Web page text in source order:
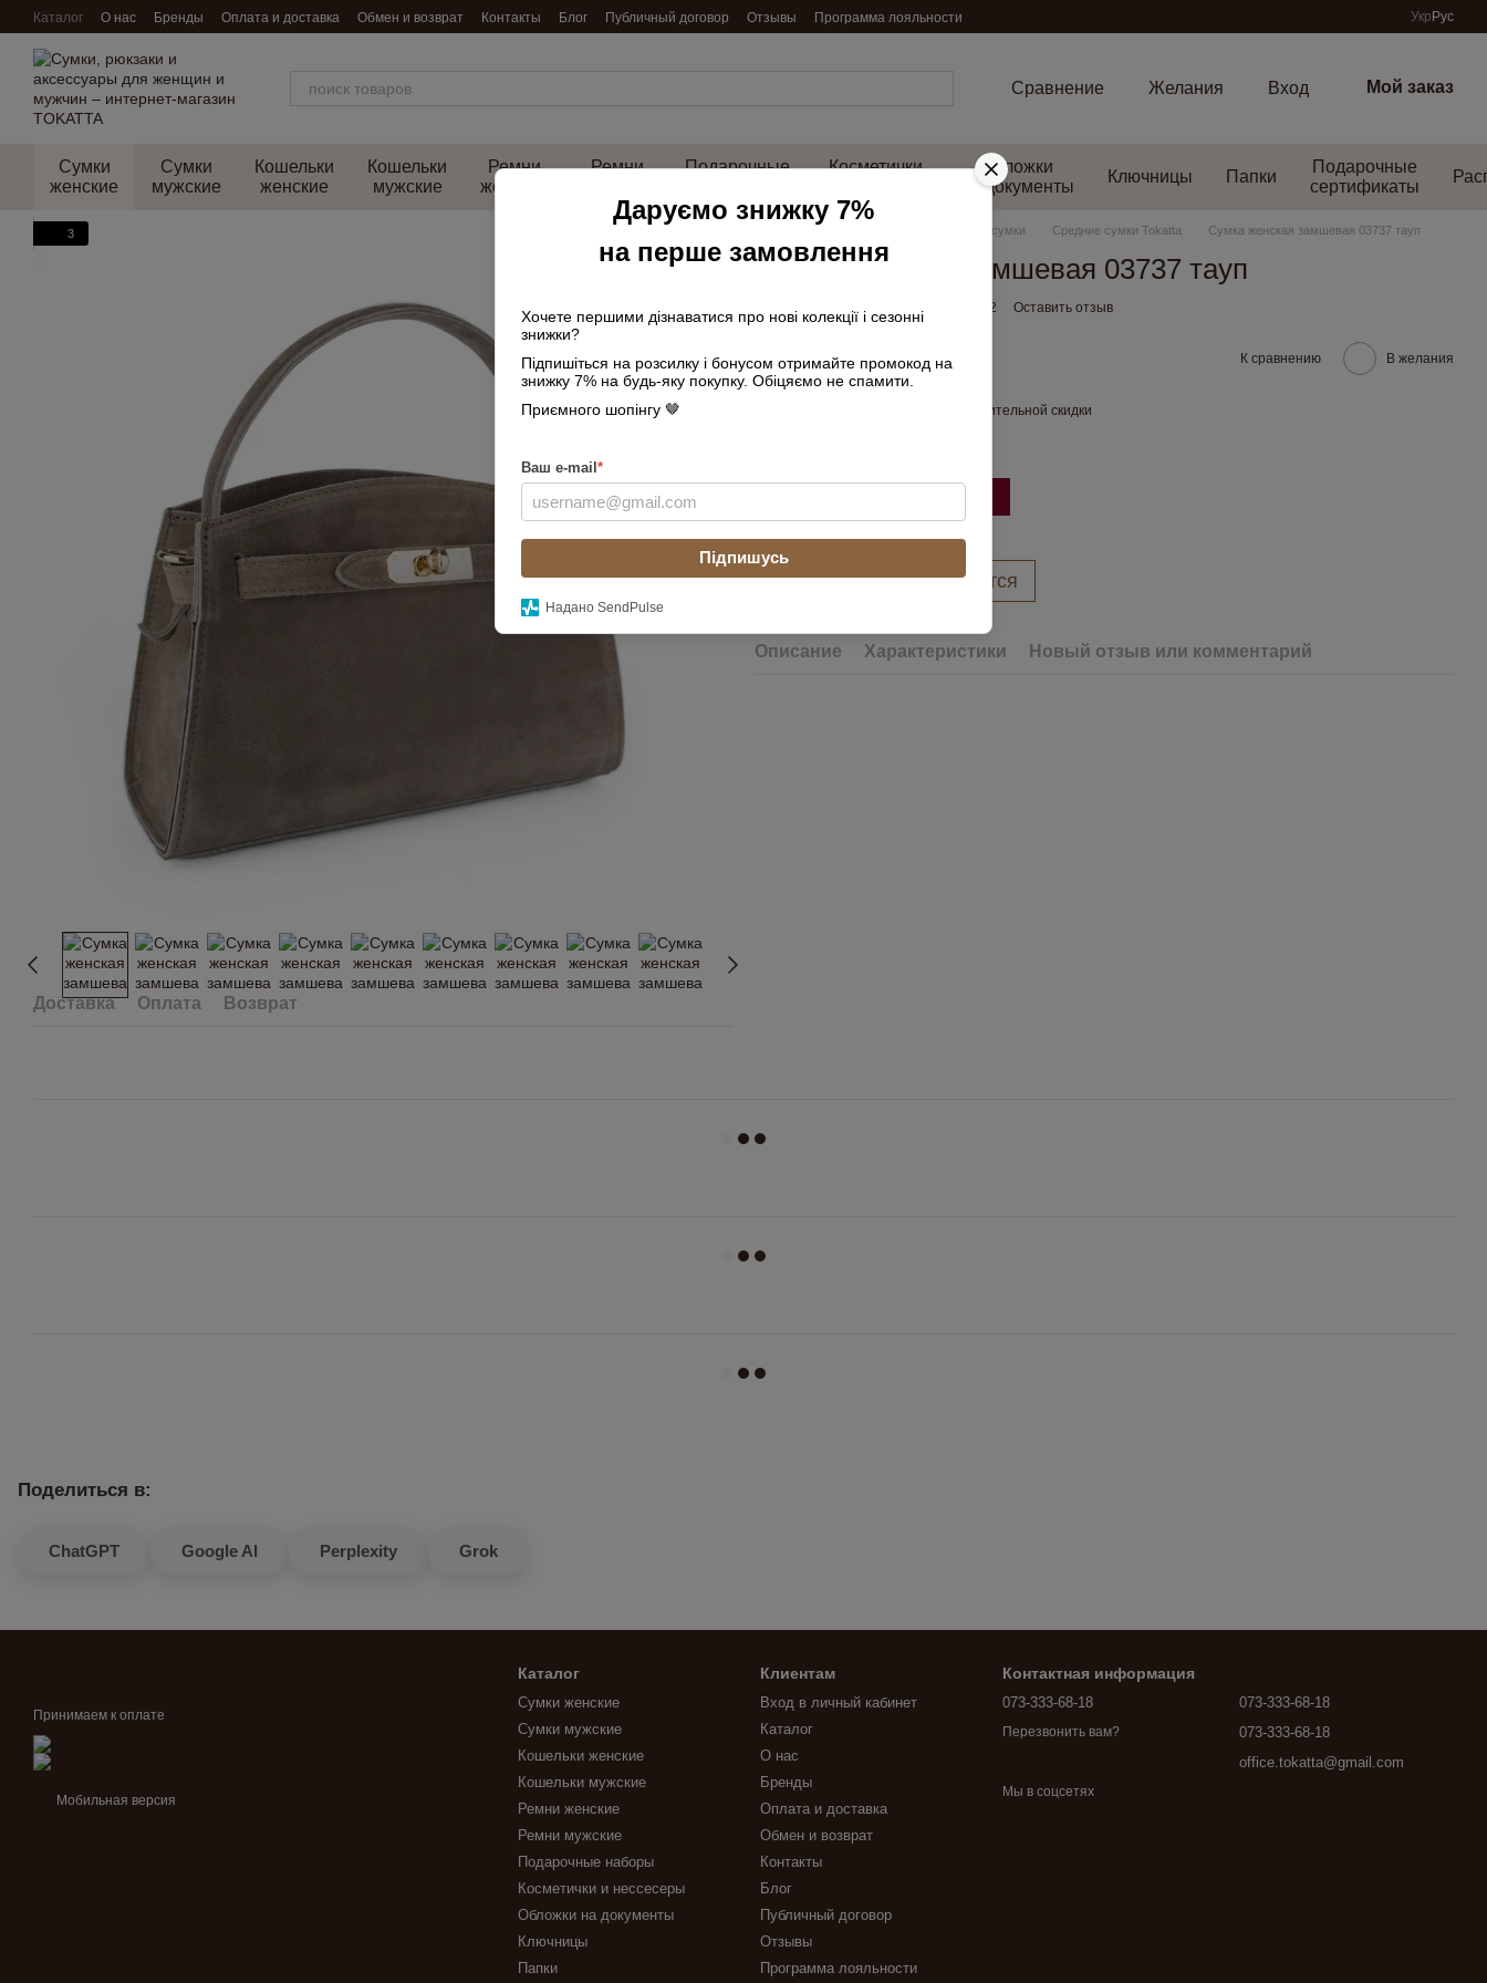
Перейти к основному контенту
Даруємо знижку 7%
на перше замовлення
Хочете першими дізнаватися про нові колекції і сезонні
знижки?
Підпишіться на розсилку і бонусом отримайте промокод на
знижку 7% на будь-яку покупку. Обіцяємо не спамити.
Приємного шопінгу 🤎
Ваш e-mail *
Підпишусь
Надано SendPulse
Каталог О нас Бренды Оплата и доставка Обмен и возврат Контакты Блог Публичный договор Отзывы Программа лояльности Укр Рус
Сравнение Желания Вход Мой заказ
Сумки
женские
Сумки
мужские
Кошельки
женские
Кошельки
мужские
Ремни
женские
Ремни
Подарочные
Косметички
Обложки
на документы
Ключницы Папки
Подарочные
сертификаты
3
Доставка Оплата Возврат
Средние сумки Средние сумки Tokatta Сумка женская замшевая 03737 тауп
Сумка женская замшевая 03737 тауп
Нет в наличии Артикул: 2686523222 Оставить отзыв
3 170 грн К сравнению В желания
для отображения накопительной скидки
Сообщить, когда появится
Описание Характеристики Новый отзыв или комментарий
Поделиться в:
ChatGPT Google AI Perplexity Grok
Принимаем к оплате
Мобильная версия
Каталог
Сумки женские
Сумки мужские
Кошельки женские
Кошельки мужские
Ремни женские
Ремни мужские
Подарочные наборы
Косметички и нессесеры
Обложки на документы
Ключницы
Папки
Клиентам
Вход в личный кабинет
Каталог
О нас
Бренды
Оплата и доставка
Обмен и возврат
Контакты
Блог
Публичный договор
Отзывы
Программа лояльности
Контактная информация
073-333-68-18
Перезвонить вам?
073-333-68-18
073-333-68-18
office.tokatta@gmail.com
Мы в соцсетях